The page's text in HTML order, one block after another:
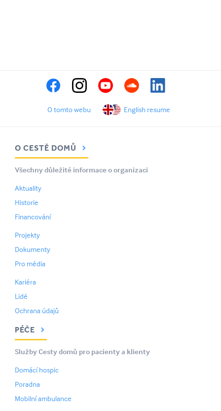
O tomto webu English resume
O CESTĚ DOMŮ
Všechny důležité informace o organizaci
Aktuality
Historie
Financování
Projekty
Dokumenty
Pro média
Kariéra
Lidé
Ochrana údajů
PÉČE
Služby Cesty domů pro pacienty a klienty
Domácí hospic
Poradna
Mobilní ambulance